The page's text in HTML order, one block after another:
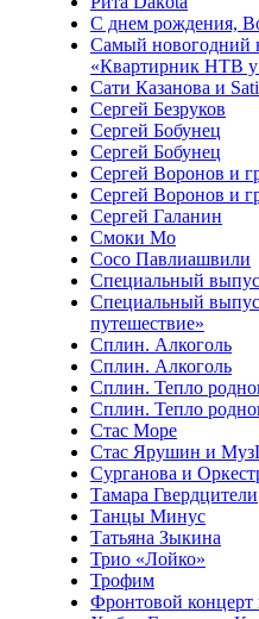
С днем рождения,
Самый новогодний
«Квартирник НТВ
Сати Казанова и
Сергей Безруков
Сергей Бобунец
Сергей Бобунец
Сергей Воронов и
Сергей Воронов и
Сергей Галанин
Смоки Мо
Сосо Павлиашвили
Специальный
Специальный
путешествие»
Сплин. Алкоголь
Сплин. Алкоголь
Сплин. Тепло
Сплин. Тепло
Стас Море
Стас Ярушин и
Сурганова и
Тамара Гвердцители
Танцы Минус
Татьяна Зыкина
Трио «Лойко»
Трофим
Фронтовой